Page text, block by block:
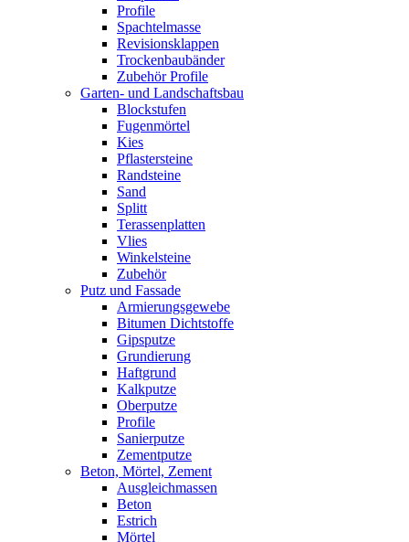
Profile
Spachtelmasse
Revisionsklappen
Trockenbaubänder
Zubehör Profile
Garten- und Landschaftsbau
Blockstufen
Fugenmörtel
Kies
Pflastersteine
Randsteine
Sand
Splitt
Terassenplatten
Vlies
Winkelsteine
Zubehör
Putz und Fassade
Armierungsgewebe
Bitumen Dichtstoffe
Gipsputze
Grundierung
Haftgrund
Kalkputze
Oberputze
Profile
Sanierputze
Zementputze
Beton, Mörtel, Zement
Ausgleichmassen
Beton
Estrich
Mörtel